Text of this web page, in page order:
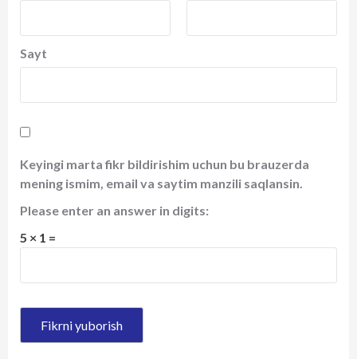
Sayt
Keyingi marta fikr bildirishim uchun bu brauzerda
mening ismim, email va saytim manzili saqlansin.
Please enter an answer in digits:
5 × 1 =